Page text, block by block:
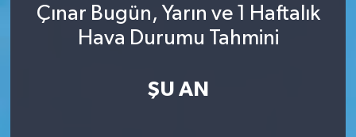
Çınar Bugün, Yarın ve 1 Haftalık
Hava Durumu Tahmini
ŞU AN
Genel
Gündem
Trafik Durumu
Süper Lig Puan Durumu ve Fikstür